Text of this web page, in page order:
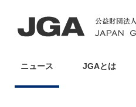
ニュース JGAとは